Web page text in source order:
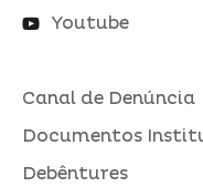
Youtube
Canal de Denúncia
Documentos
Debêntures